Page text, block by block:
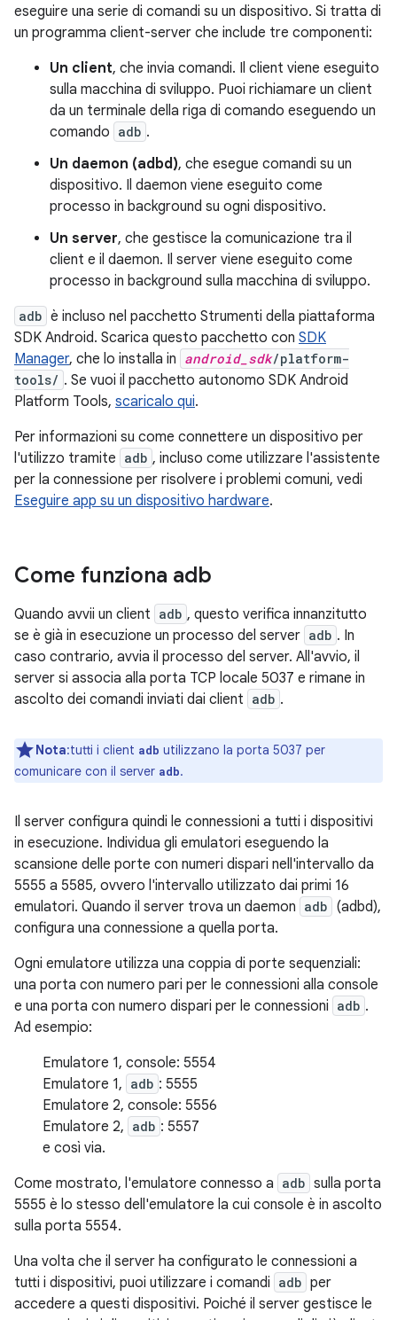
eseguire una serie di comandi su un dispositivo. Si tratta di
un programma client-server che include tre componenti:
Un client, che invia comandi. Il client viene eseguito
sulla macchina di sviluppo. Puoi richiamare un client
da un terminale della riga di comando eseguendo un
comando adb .
Un daemon (adbd), che esegue comandi su un
dispositivo. Il daemon viene eseguito come
processo in background su ogni dispositivo.
Un server, che gestisce la comunicazione tra il
client e il daemon. Il server viene eseguito come
processo in background sulla macchina di sviluppo.
adb è incluso nel pacchetto Strumenti della piattaforma
SDK Android. Scarica questo pacchetto con SDK
Manager, che lo installa in android_sdk/platform-
tools/ . Se vuoi il pacchetto autonomo SDK Android
Platform Tools, scaricalo qui.
Per informazioni su come connettere un dispositivo per
l'utilizzo tramite adb , incluso come utilizzare l'assistente
per la connessione per risolvere i problemi comuni, vedi
Eseguire app su un dispositivo hardware.
Come funziona adb
Quando avvii un client adb , questo verifica innanzitutto
se è già in esecuzione un processo del server adb . In
caso contrario, avvia il processo del server. All'avvio, il
server si associa alla porta TCP locale 5037 e rimane in
ascolto dei comandi inviati dai client adb .
Nota:tutti i client adb utilizzano la porta 5037 per
comunicare con il server adb.
Il server configura quindi le connessioni a tutti i dispositivi
in esecuzione. Individua gli emulatori eseguendo la
scansione delle porte con numeri dispari nell'intervallo da
5555 a 5585, ovvero l'intervallo utilizzato dai primi 16
emulatori. Quando il server trova un daemon adb (adbd),
configura una connessione a quella porta.
Ogni emulatore utilizza una coppia di porte sequenziali:
una porta con numero pari per le connessioni alla console
e una porta con numero dispari per le connessioni adb .
Ad esempio:
Emulatore 1, console: 5554
Emulatore 1, adb : 5555
Emulatore 2, console: 5556
Emulatore 2, adb : 5557
e così via.
Come mostrato, l'emulatore connesso a adb sulla porta
5555 è lo stesso dell'emulatore la cui console è in ascolto
sulla porta 5554.
Una volta che il server ha configurato le connessioni a
tutti i dispositivi, puoi utilizzare i comandi adb per
accedere a questi dispositivi. Poiché il server gestisce le